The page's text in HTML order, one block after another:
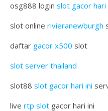
osg888 login slot gacor hari
slot online rivieranewburgh
daftar gacor x500 slot
slot server thailand
slot88 slot gacor hari ini
live rtp slot gacor hari ini